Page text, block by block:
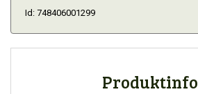
Id: 748406001299
Produktinfo